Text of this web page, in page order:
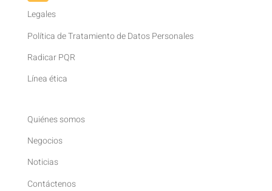
Legales
Política de Tratamiento de Datos Personales
Radicar PQR
Línea ética
Quiénes somos
Negocios
Noticias
Contáctenos